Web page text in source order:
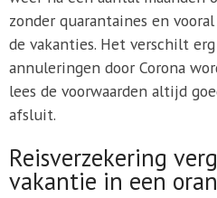
zonder quarantaines en
de vakanties. Het verschilt
annuleringen door Corona
lees de voorwaarden altijd
afsluit.
Reisverzekering
vakantie in een